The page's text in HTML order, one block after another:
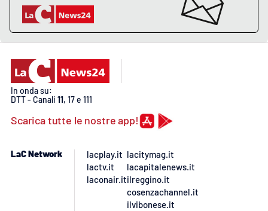
In onda su:
DTT - Canali 11, 17 e 111
Scarica tutte le nostre app!
LaC Network
lacplay.it
lactv.it
laconair.it
lacitymag.it
lacapitalenews.it
ilreggino.it
cosenzachannel.it
ilvibonese.it